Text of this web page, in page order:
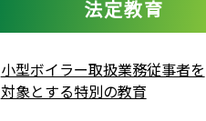
法定教育
小型ボイラー取扱業務従事者を
対象とする特別の教育